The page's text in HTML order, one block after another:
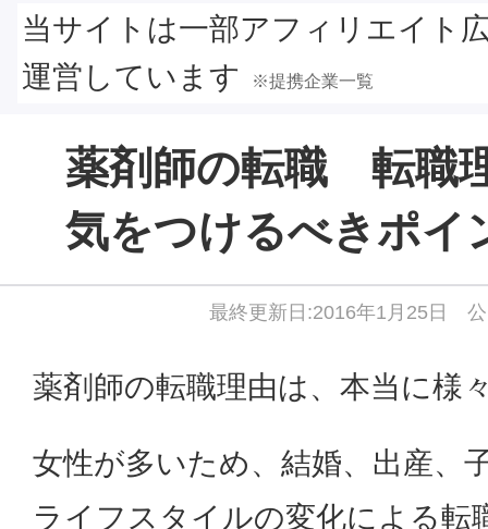
当サイトは一部アフィリエイト
運営しています
※提携企業一覧
薬剤師の転職 転職
気をつけるべきポイ
最終更新日:2016年1月25日
薬剤師の転職理由は、本当に様
女性が多いため、結婚、出産、
ライフスタイルの変化による転